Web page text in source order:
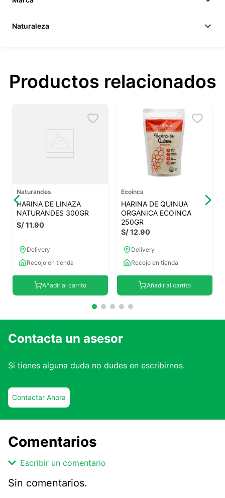
Naturaleza
Productos relacionados
Naturandes
HARINA DE LINAZA
NATURANDES 300GR
S/11.90
Delivery
Recojo en tienda
Añadir al carrito
Ecoinca
HARINA DE QUINUA
ORGANICA ECOINCA
250GR
S/12.90
Delivery
Recojo en tienda
Añadir al carrito
Contacta un asesor
Si tienes alguna duda no dudes en escribirnos.
Contactar Ahora
Comentarios
Escribir un comentario
Sin comentarios.